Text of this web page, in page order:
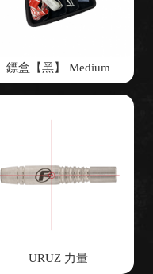
鏢盒【黑】 Medium
URUZ 力量